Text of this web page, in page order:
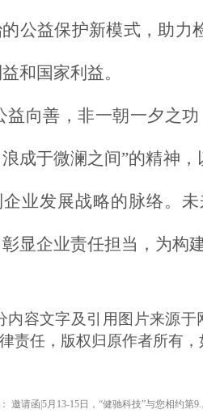
公益保护新模式，助力
和国家利益。
益向善，非一朝一夕之
成于微澜之间”的精神
企业发展战略的脉络。
显企业责任担当，为构
内容文字及引用图片来源于
责任，版权归原作者所有，
邀请函|5月13-15日，“健驰科技”与您相约第9..